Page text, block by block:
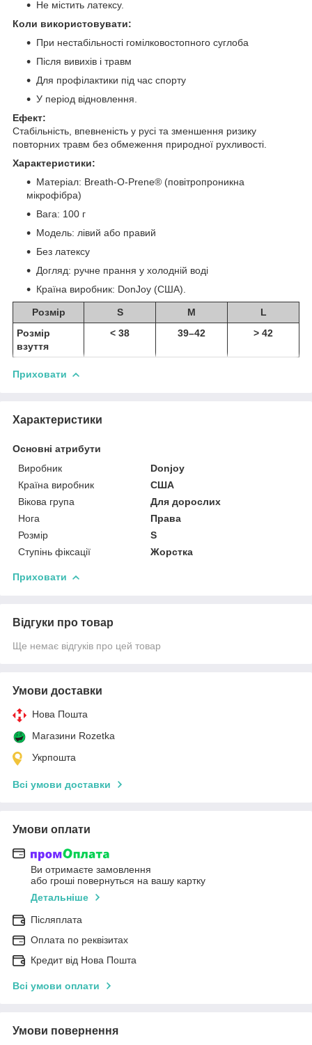
Не містить латексу.
Коли використовувати:
При нестабільності гомілковостопного суглоба
Після вивихів і травм
Для профілактики під час спорту
У період відновлення.
Ефект:
Стабільність, впевненість у русі та зменшення ризику
повторних травм без обмеження природної рухливості.
Характеристики:
Матеріал: Breath-O-Prene® (повітропроникна
мікрофібра)
Вага: 100 г
Модель: лівий або правий
Без латексу
Догляд: ручне прання у холодній воді
Країна виробник: DonJoy (США).
Розмір S M
L
Розмір
взуття
< 38 39–42 > 42
Приховати
Характеристики
Основні атрибути
Виробник
Donjoy
Країна виробник
США
Вікова група
Для дорослих
Нога
Права
Розмір
S
Ступінь фіксації
Жорстка
Приховати
Відгуки про товар
Ще немає відгуків про цей товар
Умови доставки
Нова Пошта
Магазини Rozetka
Укрпошта
Всі умови доставки
Умови оплати
Ви отримаєте замовлення
або гроші повернуться на вашу картку
Детальніше
Післяплата
Оплата по реквізитах
Кредит від Нова Пошта
Всі умови оплати
Умови повернення